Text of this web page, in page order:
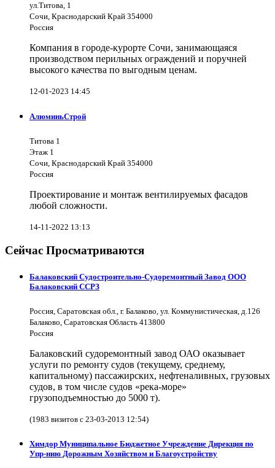
ул.Титова, 1
Сочи, Краснодарский Край 354000
Россия
Компания в городе-курорте Сочи, занимающаяся
производством перильных ограждений и поручней
высокого качества по выгодным ценам.
12-01-2023 14:45
АлюминьСтрой
Титова 1
Этаж 1
Сочи, Краснодарский Край 354000
Россия
Проектирование и монтаж вентилируемых фасадов
любой сложности.
14-11-2022 13:13
Сейчас Просматриваются
Балаковский Судостроительно-Судоремонтный Завод ООО
Балаковский ССРЗ
Россия, Саратовская обл., г. Балаково, ул. Коммунистическая, д.126
Балаково, Саратовская Область 413800
Россия
Балаковский судоремонтный завод ОАО оказывает
услуги по ремонту судов (текущему, среднему,
капитальному) пассажирских, нефтеналивных, грузовых
судов, в том числе судов «река-море»
грузоподъемностью до 5000 т).
(1983 визитов с 23-03-2013 12:54)
Химдор Муниципальное Бюджетное Учреждение Дирекция по
Упр-нию Дорожным Хозяйством и Благоустройству